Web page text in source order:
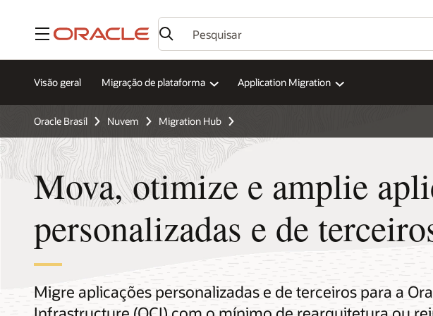
Menu
Visão geral Migração de plataforma Application Migration
Oracle Brasil Nuvem Migration Hub
Mova, otimize e amplie
personalizadas e de
Migre aplicações personalizadas e de terceiros para a